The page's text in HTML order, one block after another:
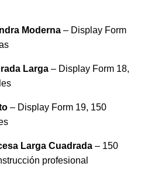
Moderna – Display Form
Larga – Display Form 18,
– Display Form 19, 150
Larga Cuadrada – 150
profesional